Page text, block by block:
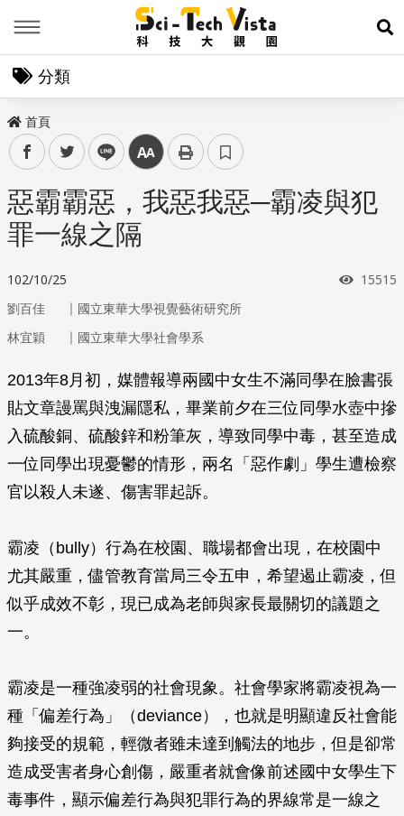
展
分類
首頁
facebooktwitter line 中
惡霸霸惡，我惡我惡─霸凌與犯
罪一線之隔
102/10/25 瀏覽次
15515
劉百佳 ｜ 國立東華大學視覺藝術研究所
林宜穎
｜ 國立東華大學社會學系
2013年8月初，媒體報導兩國中女生不滿同學在臉書張
貼文章謾罵與洩漏隱私，畢業前夕在三位同學水壺中摻
入硫酸銅、硫酸鋅和粉筆灰，導致同學中毒，甚至造成
一位同學出現憂鬱的情形，兩名「惡作劇」學生遭檢察
官以殺人未遂、傷害罪起訴。
霸凌（bully）行為在校園、職場都會出現，在校園中
尤其嚴重，儘管教育當局三令五申，希望遏止霸凌，但
似乎成效不彰，現已成為老師與家長最關切的議題之
一。
霸凌是一種強凌弱的社會現象。社會學家將霸凌視為一
種「偏差行為」（deviance），也就是明顯違反社會能
夠接受的規範，輕微者雖未達到觸法的地步，但是卻常
造成受害者身心創傷，嚴重者就會像前述國中女學生下
毒事件，顯示偏差行為與犯罪行為的界線常是一線之